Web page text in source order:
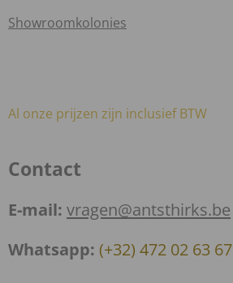
Showroomkolonies
Al onze prijzen zijn inclusief BTW
Contact
E-mail: vragen@antsthirks.be
Whatsapp: (+32) 472 02 63 67